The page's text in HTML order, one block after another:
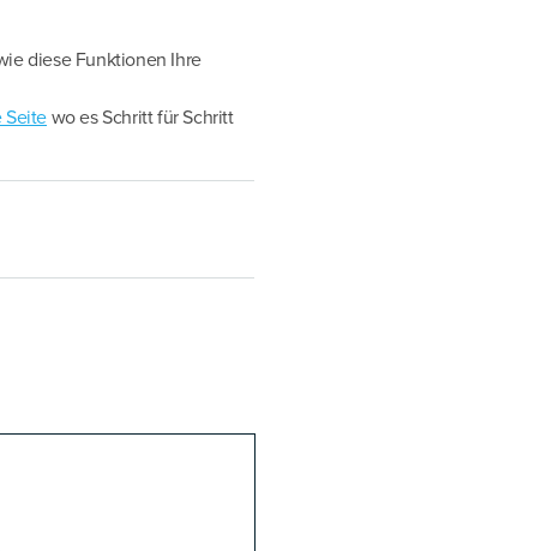
diese Funktionen Ihre
Seitewo es Schritt für Schritt